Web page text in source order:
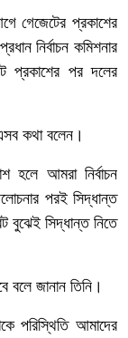
গেজেটের প্রকাশের
নির্বাচন কমিশনার
প্রকাশের পর দলের
কথা বলেন।
হলে আমরা নির্বাচন
পরই সিদ্ধান্ত
বুঝেই সিদ্ধান্ত নিতে
বলে জানান তিনি।
পরিস্থিতি আমাদের